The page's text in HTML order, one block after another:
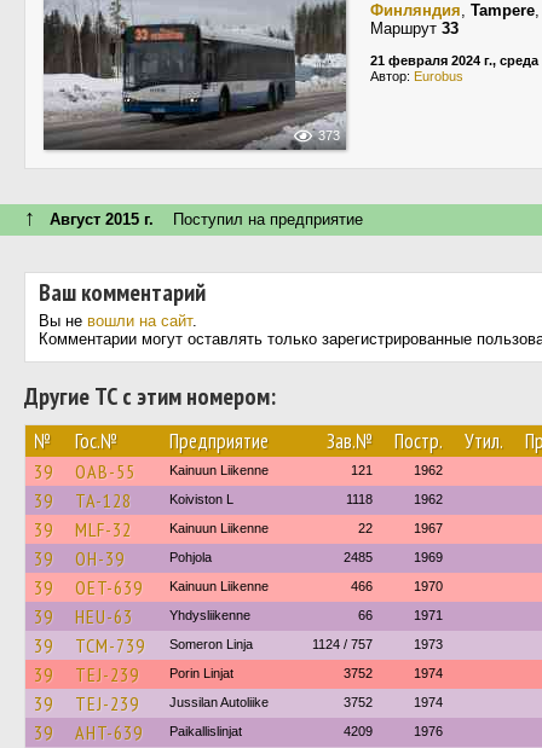
373
Финляндия, Tampere
Маршрут 33
21 февраля 2024 г., среда
Автор: Eurobus
↑ Август 2015 г. Поступил на предприятие
Ваш комментарий
Вы не вошли на сайт.
Комментарии могут оставлять только зарегистрированные
Другие ТС с этим номером:
№ Гос.№ Предприятие Зав.№ Постр. Утил.
39 OAB-55 Kainuun Liikenne 121 1962
39 TA-128 Koiviston L 1118 1962
39 MLF-32 Kainuun Liikenne 22 1967
39 OH-39 Pohjola 2485 1969
39 OET-639 Kainuun Liikenne 466 1970
39 HEU-63 Yhdysliikenne 66 1971
39 TCM-739 Someron Linja 1124 / 757 1973
39 TEJ-239 Porin Linjat 3752 1974
39 TEJ-239 Jussilan Autoliike 3752 1974
39 AHT-639 Paikallislinjat 4209 1976